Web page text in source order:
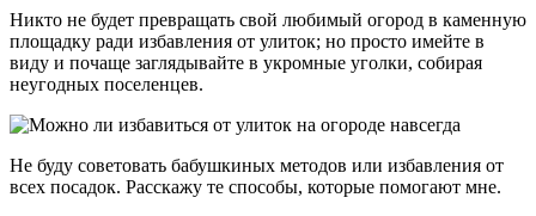
Никто не будет превращать свой любимый огород в каменную
площадку ради избавления от улиток; но просто имейте в
виду и почаще заглядывайте в укромные уголки, собирая
неугодных поселенцев.
Не буду советовать бабушкиных методов или избавления от
всех посадок. Расскажу те способы, которые помогают мне.